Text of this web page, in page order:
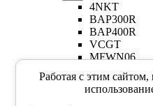
4NKT
BAP300R
BAP400R
VCGT
MFWN06
AHM20
LN11
Работая с этим сайтом,